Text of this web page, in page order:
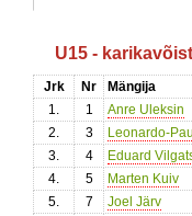
U15 -
Jrk Nr
Mängija
1.
1
Anre Uleksin
2.
3
Leonardo-
3.
4
Eduard
4.
5
Marten Kuiv
5.
7
Joel Järv